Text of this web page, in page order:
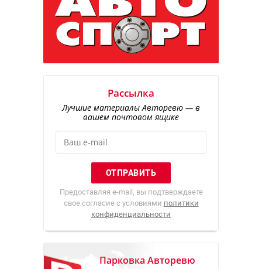
Рассылка
Лучшие материалы Авторевю — в
вашем почтовом ящике
Предоставляя e-mail, вы подтверждаете
свое согласие с условиями политики
конфиденциальности
Парковка Авторевю